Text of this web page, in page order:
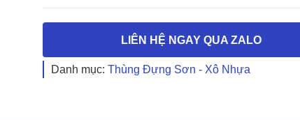
LIÊN HỆ NGAY QUA ZALO
Danh mục: Thùng Đựng Sơn - Xô Nhựa